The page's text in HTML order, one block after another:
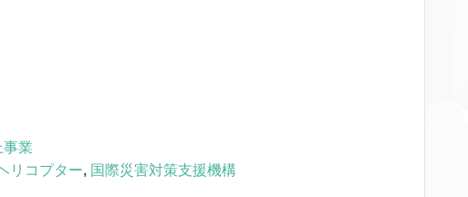
事業
リコプター, 国際災害対策支援機構